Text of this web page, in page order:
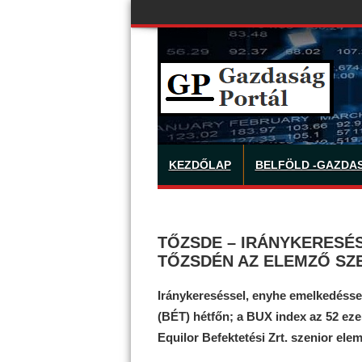
KEZDŐLAP BELFÖLD -
TŐZSDE –
TŐZSDÉN AZ ELEMZŐ
Iránykereséssel, enyhe
(BÉT) hétfőn; a BUX index az 52
Equilor Befektetési Zrt. szenior